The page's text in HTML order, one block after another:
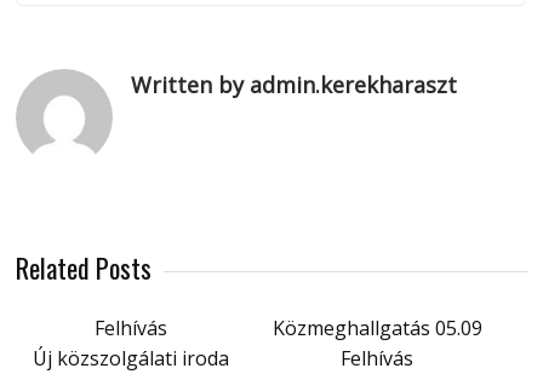
Written by admin.kerekharaszt
Related Posts
Felhívás
Közmeghallgatás 05.09
Új közszolgálati iroda
Felhívás